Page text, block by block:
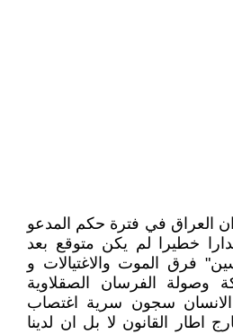
العراق في فترة حكم المدعو
خطيرا لم يكن متوقع بعد
فرق الموت والاغتيالات و
وصولة الفرسان الصقلاوية
الانسان سجون سرية اغتصاب
اطار القانون لا بل ان لدينا